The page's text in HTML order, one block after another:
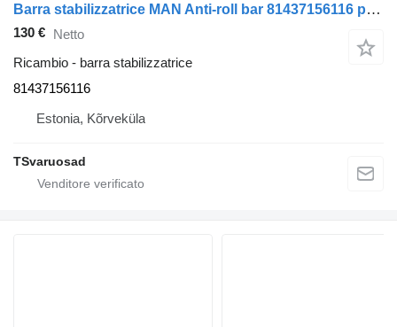
Barra stabilizzatrice MAN Anti-roll bar 81437156116 per camion MAN TGA 26.430
130 € Netto
Ricambio - barra stabilizzatrice
81437156116
Estonia, Kõrveküla
TSvaruosad